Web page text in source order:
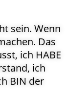
sein. Wenn
Das
ich HABE
ich
BIN der